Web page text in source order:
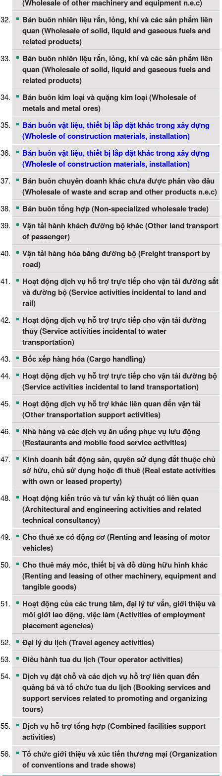
(Wholesale of other machinery and equipment n.e.c)
Bán buôn nhiên liệu rắn, lỏng, khí và các sản phẩm liên
quan (Wholesale of solid, liquid and gaseous fuels and
related products)
Bán buôn nhiên liệu rắn, lỏng, khí và các sản phẩm liên
quan (Wholesale of solid, liquid and gaseous fuels and
related products)
Bán buôn kim loại và quặng kim loại (Wholesale of
metals and metal ores)
Bán buôn vật liệu, thiết bị lắp đặt khác trong xây dựng
(Wholesle of construction materials, installation)
Bán buôn vật liệu, thiết bị lắp đặt khác trong xây dựng
(Wholesle of construction materials, installation)
Bán buôn chuyên doanh khác chưa được phân vào đâu
(Wholesale of waste and scrap and other products n.e.c)
Bán buôn tổng hợp (Non-specialized wholesale trade)
Vận tải hành khách đường bộ khác (Other land transport
of passenger)
Vận tải hàng hóa bằng đường bộ (Freight transport by
road)
Hoạt động dịch vụ hỗ trợ trực tiếp cho vận tải đường sắt
và đường bộ (Service activities incidental to land and
rail)
Hoạt động dịch vụ hỗ trợ trực tiếp cho vận tải đường
thủy (Service activities incidental to water
transportation)
Bốc xếp hàng hóa (Cargo handling)
Hoạt động dịch vụ hỗ trợ trực tiếp cho vận tải đường bộ
(Service activities incidental to land transportation)
Hoạt động dịch vụ hỗ trợ khác liên quan đến vận tải
(Other transportation support activities)
Nhà hàng và các dịch vụ ăn uống phục vụ lưu động
(Restaurants and mobile food service activities)
Kinh doanh bất động sản, quyền sử dụng đất thuộc chủ
sở hữu, chủ sử dụng hoặc đi thuê (Real estate activities
with own or leased property)
Hoạt động kiến trúc và tư vấn kỹ thuật có liên quan
(Architectural and engineering activities and related
technical consultancy)
Cho thuê xe có động cơ (Renting and leasing of motor
vehicles)
Cho thuê máy móc, thiết bị và đồ dùng hữu hình khác
(Renting and leasing of other machinery, equipment and
tangible goods)
Hoạt động của các trung tâm, đại lý tư vấn, giới thiệu và
môi giới lao động, việc làm (Activities of employment
placement agencies)
Đại lý du lịch (Travel agency activities)
Điều hành tua du lịch (Tour operator activities)
Dịch vụ đặt chỗ và các dịch vụ hỗ trợ liên quan đến
quảng bá và tổ chức tua du lịch (Booking services and
support services related to promoting and organizing
tours)
Dịch vụ hỗ trợ tổng hợp (Combined facilities support
activities)
Tổ chức giới thiệu và xúc tiến thương mại (Organization
of conventions and trade shows)